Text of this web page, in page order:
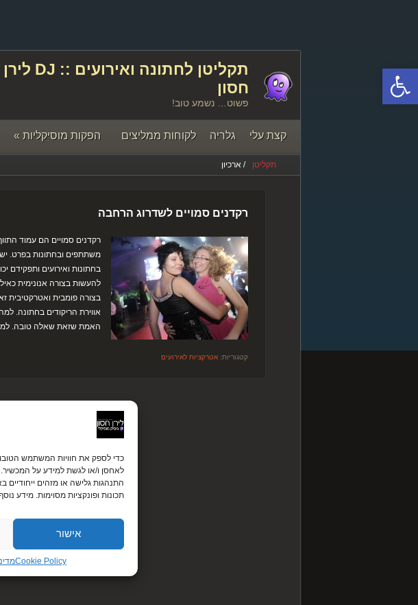
פתח סרגל נגישות
לאחסן ו/או לגשת למידע על המכשיר.
התנהגות גלישה או מזהים
תכונות ופונקציות מסוימות. מידע
אישור
Cookie Policy
תקליטן לחתונה ואירועים :: DJ לירן
חסון
פשוט… נשמע טוב!
קצת עלי גלריה לקוחות ממליצים הפקות מוסיקליות »
יצירת קשר
תקליטן / ארכיון
רקדנים סמויים לשדרוג הרחבה
רקדנים סמויים הם עמוד
משתתפים ובחתונות בפרט.
בחתונות ואירועים ותפקידם
להעשות בצורה אנונימית
בצורה פומבית ואטרקטיבית
אווירת הריקודים בחתונה.
האמת שזאת שאלה טובה.
קטגוריות: אטרקציות לאירועים